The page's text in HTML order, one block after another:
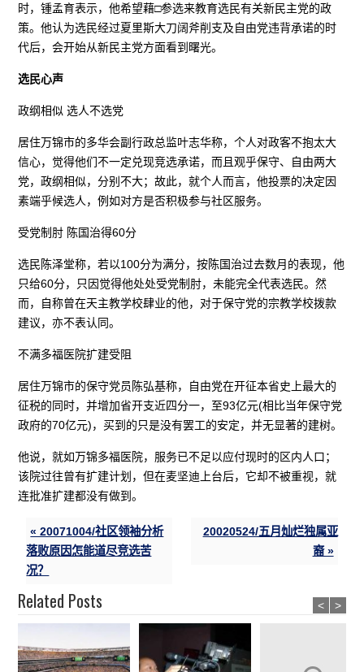
时，锺孟育表示，他希望藉□参选来教育选民有关新民主党的政
策。他认为选民经过夏里斯大刀阔斧削支及自由党违背承诺的时
代后，会开始从新民主党方面看到曙光。
选民心声
政纲相似 选人不选党
居住万锦市的多华会副行政总监叶志华称，个人对政客不抱太大
信心，觉得他们不一定兑现竞选承诺，而且观乎保守、自由两大
党，政纲相似，分别不大；故此，就个人而言，他投票的决定因
素端乎候选人，例如对方是否积极参与社区服务。
受党制肘 陈国治得60分
选民陈泽堂称，若以100分为满分，按陈国治过去数月的表现，他
只给60分，只因觉得他处处受党制肘，未能完全代表选民。然
而，自称曾在天主教学校肆业的他，对于保守党的宗教学校拨款
建议，亦不表认同。
不满多福医院扩建受阻
居住万锦市的保守党员陈弘基称，自由党在开征本省史上最大的
征税的同时，并增加省开支近四分一，至93亿元(相比当年保守党
政府的70亿元)，买到的只是没有罢工的安定，并无显著的建树。
他说，就如万锦多福医院，服务已不足以应付现时的区内人口；
该院过往曾有扩建计划，但在麦坚迪上台后，它却不被重视，就
连批准扩建都没有做到。
« 20071004/社区领袖分析
落败原因怎能道尽竞选苦
况？
20020524/五月灿烂独属亚
裔 »
Related Posts < >